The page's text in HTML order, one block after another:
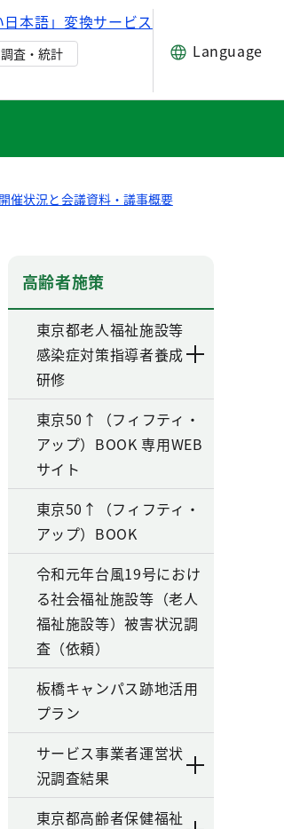
日本語」変換サービス
調査・統計
Language
催状況と会議資料・議事概要
開催状況 令和3年度開催状況
高齢者施策
東京都老人福祉施設等
感染症対策指導者養成
研修
東京50↑（フィフティ・
アップ）BOOK 専用WEB
サイト
東京50↑（フィフティ・
アップ）BOOK
令和元年台風19号におけ
る社会福祉施設等（老人
福祉施設等）被害状況調
査（依頼）
板橋キャンパス跡地活用
プラン
サービス事業者運営状
況調査結果
東京都高齢者保健福祉